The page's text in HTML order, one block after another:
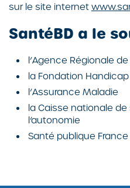
sur le site internet
SantéBD a le
l’Agence Régionale
la Fondation
l’Assurance Maladie
la Caisse nationale
l’autonomie
Santé publique France